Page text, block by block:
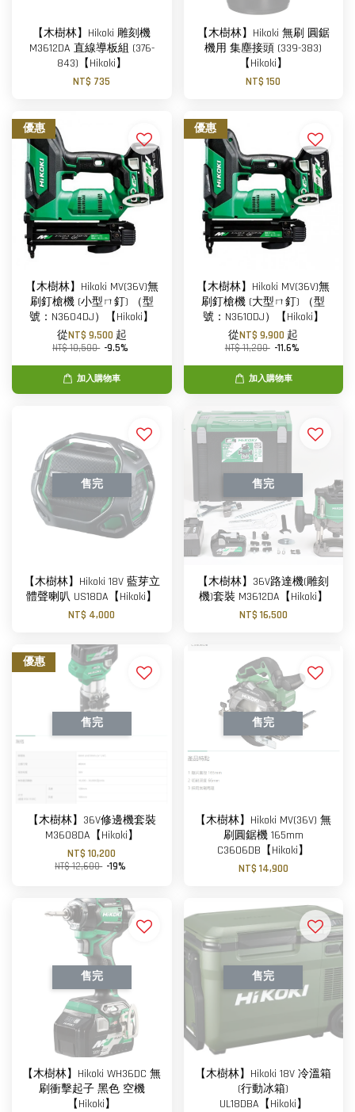
【木樹林】Hikoki 雕刻機
M3612DA 直線導板組 (376-
843)【Hikoki】
NT$ 735
【木樹林】Hikoki 無刷 圓鋸
機用 集塵接頭 (339-383)
【Hikoki】
NT$ 150
優惠
【木樹林】Hikoki MV(36V)無
刷釘槍機 (小型ㄇ釘) （型
號：N3604DJ）【Hikoki】
從NT$ 9,500 起
NT$ 10,500 -9.5%
加入購物車
優惠
【木樹林】Hikoki MV(36V)無
刷釘槍機 (大型ㄇ釘) （型
號：N3610DJ）【Hikoki】
從NT$ 9,900 起
NT$ 11,200 -11.6%
加入購物車
售完
【木樹林】Hikoki 18V 藍芽立
體聲喇叭 US18DA【Hikoki】
NT$ 4,000
售完
【木樹林】36V路達機(雕刻
機)套裝 M3612DA【Hikoki】
NT$ 16,500
優惠
售完
【木樹林】36V修邊機套裝
M3608DA【Hikoki】
NT$ 10,200
NT$ 12,600 -19%
售完
【木樹林】Hikoki MV(36V) 無
刷圓鋸機 165mm
C3606DB【Hikoki】
NT$ 14,900
售完
【木樹林】Hikoki WH36DC 無
刷衝擊起子 黑色 空機
【Hikoki】
售完
【木樹林】Hikoki 18V 冷溫箱
(行動冰箱)
UL18DBA【Hikoki】